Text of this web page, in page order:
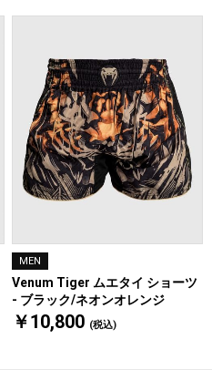
MEN
Venum Tiger ムエタイ ショーツ
- ブラック/ネオンオレンジ
￥10,800 (税込)